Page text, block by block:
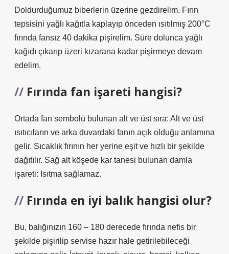
Doldurduğumuz biberlerin üzerine gezdirelim. Fırın
tepsisini yağlı kağıtla kaplayıp önceden ısıtılmış 200°C
fırında fansız 40 dakika pişirelim. Süre dolunca yağlı
kağıdı çıkarıp üzeri kızarana kadar pişirmeye devam
edelim.
Fırında fan işareti hangisi?
Ortada fan sembolü bulunan alt ve üst sıra: Alt ve üst
ısıtıcıların ve arka duvardaki fanın açık olduğu anlamına
gelir. Sıcaklık fırının her yerine eşit ve hızlı bir şekilde
dağıtılır. Sağ alt köşede kar tanesi bulunan damla
işareti: Isıtma sağlamaz.
Fırında en iyi balık hangisi olur?
Bu, balığınızın 160 – 180 derecede fırında nefis bir
şekilde pişirilip servise hazır hale getirilebileceği